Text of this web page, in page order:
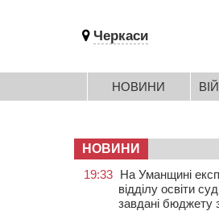
Черкаси
НОВИНИ
НОВИНИ
19:33 На Уманщині
відділу освіти
завдані бюджету